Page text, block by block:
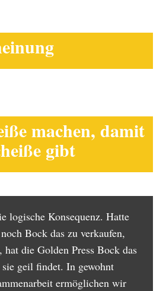
machen, damit
gibt
logische Konsequenz. Hatte
Bock das zu verkaufen,
die Golden Press Bock das
geil findet. In gewohnt
ermöglichen wir